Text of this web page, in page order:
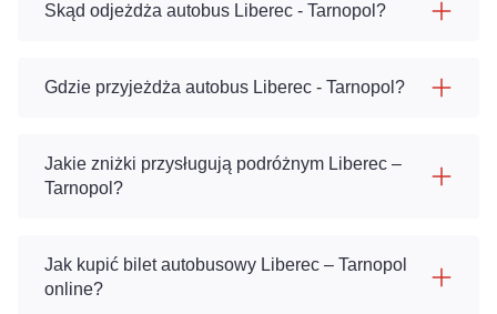
Skąd odjeżdża autobus Liberec - Tarnopol?
Gdzie przyjeżdża autobus Liberec - Tarnopol?
Jakie zniżki przysługują podróżnym Liberec –
Tarnopol?
Jak kupić bilet autobusowy Liberec – Tarnopol
online?